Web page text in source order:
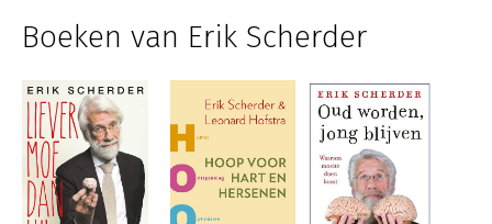
Boeken van Erik Scherder